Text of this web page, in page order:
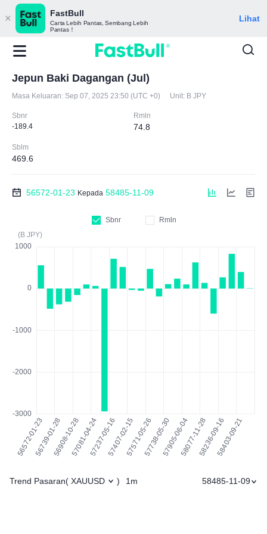
FastBull
Carta Lebih Pantas, Sembang Lebih
Pantas！
Lihat
Jepun Baki Dagangan (Jul)
Masa Keluaran: Sep 07, 2025 23:50 (UTC +0) Unit: B JPY
Sbnr
-189.4
Rmln
74.8
Sblm
469.6
56572-01-23 Kepada 58485-11-09
Sbnr
Rmln
(B JPY)
Trend Pasaran( XAUUSD ) 1m 58485-11-09